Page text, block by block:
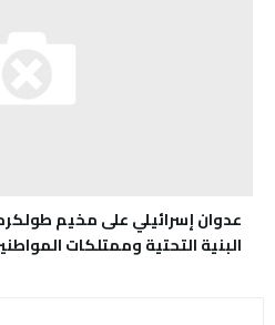
عدوان إسرائيلي على مخيم
البنية التحتية وممتلكات